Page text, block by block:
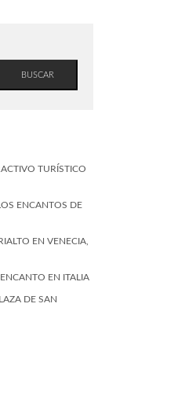
BUSCAR
TURÍSTICO
ENCANTOS DE
EN VENECIA,
EN ITALIA
DE SAN